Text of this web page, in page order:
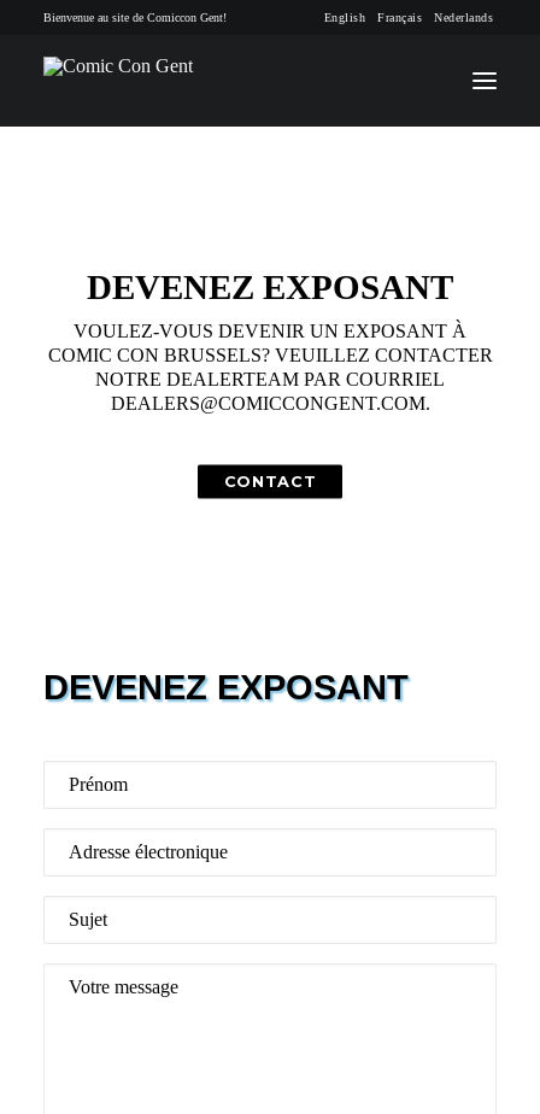
Bienvenue au site de Comiccon Gent! English Français Nederlands
PROGRAMME
INVITÉS
ACTIVITÉS
CONTACTEZ
TICKETS
DEVENEZ EXPOSANT
VOULEZ-VOUS DEVENIR UN EXPOSANT À
COMIC CON BRUSSELS? VEUILLEZ CONTACTER
NOTRE DEALERTEAM PAR COURRIEL
DEALERS@COMICCONGENT.COM.
CONTACT
DEVENEZ EXPOSANT
Prénom
Adresse électronique
Sujet